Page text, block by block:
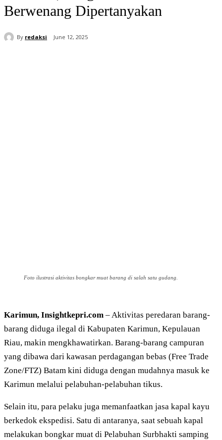
Berwenang Dipertanyakan
By redaksi June 12, 2025
Foto ilustrasi aktivitas bongkar muat barang di salah satu gudang.
Karimun, Insightkepri.com – Aktivitas peredaran barang-
barang diduga ilegal di Kabupaten Karimun, Kepulauan
Riau, makin mengkhawatirkan. Barang-barang campuran
yang dibawa dari kawasan perdagangan bebas (Free Trade
Zone/FTZ) Batam kini diduga dengan mudahnya masuk ke
Karimun melalui pelabuhan-pelabuhan tikus.
Selain itu, para pelaku juga memanfaatkan jasa kapal kayu
berkedok ekspedisi. Satu di antaranya, saat sebuah kapal
melakukan bongkar muat di Pelabuhan Surbhakti samping